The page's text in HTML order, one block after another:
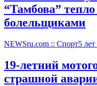
“Тамбова”
болельщиками
NEWSru.com :: Спорт5 лет
19-летний
страшной